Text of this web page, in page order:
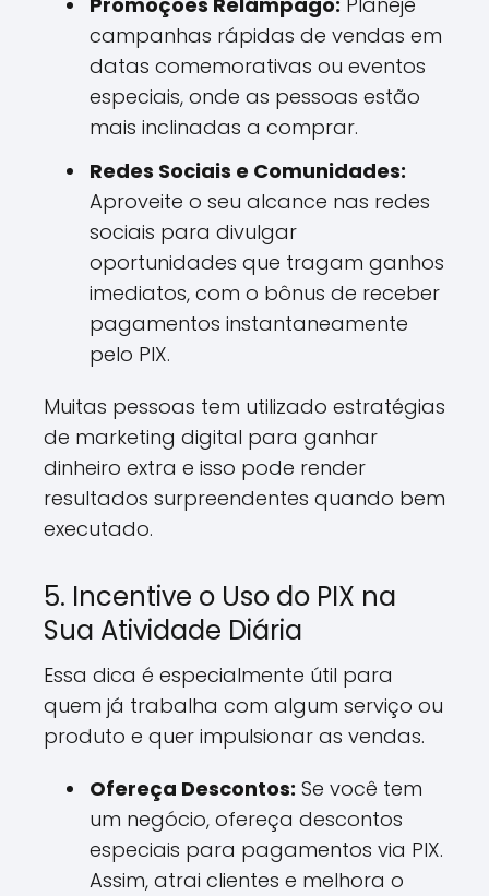
campanhas rápidas de vendas em
datas comemorativas ou eventos
especiais, onde as pessoas estão
mais inclinadas a comprar.
Redes Sociais e Comunidades:
Aproveite o seu alcance nas redes
sociais para divulgar
oportunidades que tragam ganhos
imediatos, com o bônus de receber
pagamentos instantaneamente
pelo PIX.
Muitas pessoas tem utilizado estratégias
de marketing digital para ganhar
dinheiro extra e isso pode render
resultados surpreendentes quando bem
executado.
5. Incentive o Uso do PIX na
Sua Atividade Diária
Essa dica é especialmente útil para
quem já trabalha com algum serviço ou
produto e quer impulsionar as vendas.
Ofereça Descontos: Se você tem
um negócio, ofereça descontos
especiais para pagamentos via PIX.
Assim, atrai clientes e melhora o